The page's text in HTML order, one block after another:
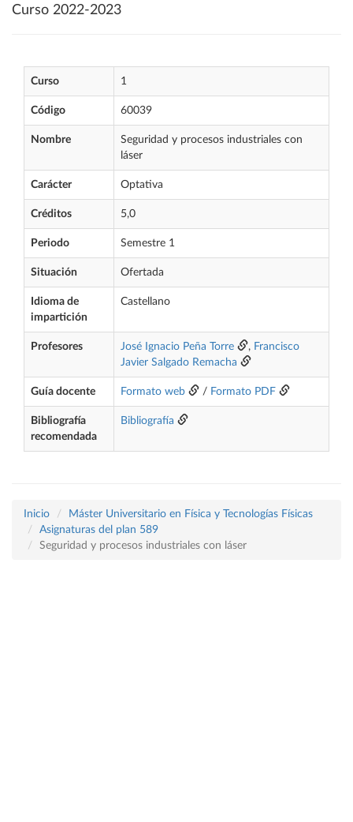
Curso 2022-2023
Curso 1
Código 60039
Nombre
Seguridad y procesos industriales con
láser
Carácter Optativa
Créditos 5,0
Periodo Semestre 1
Situación Ofertada
Idioma de
impartición
Castellano
Profesores José Ignacio Peña Torre , Francisco
Javier Salgado Remacha
Guía docente Formato web / Formato PDF
Bibliografía
recomendada
Bibliografía
Inicio
Máster Universitario en Física y Tecnologías Físicas
Asignaturas del plan 589
Seguridad y procesos industriales con láser